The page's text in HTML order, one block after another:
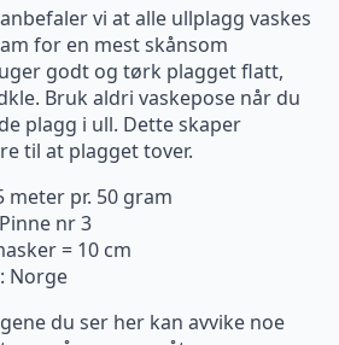
vi at alle ullplagg vaskes
for en mest skånsom
godt og tørk plagget flatt,
Bruk aldri vaskepose når du
plagg i ull. Dette skaper
til at plagget tover.
meter pr. 50 gram
nr 3
= 10 cm
Norge
du ser her kan avvike noe